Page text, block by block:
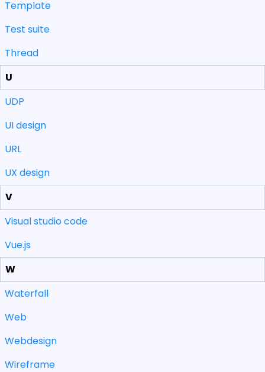
Template
Test suite
Thread
U
UDP
UI design
URL
UX design
V
Visual studio code
Vue.js
W
Waterfall
Web
Webdesign
Wireframe